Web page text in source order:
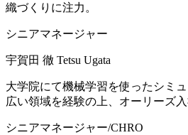
織づくりに注力。
シニアマネージャー
宇賀田 徹 Tetsu Ugata
大学院にて機械学習を使ったシミ
広い領域を経験の上、オーリーズ
シニアマネージャー/CHRO